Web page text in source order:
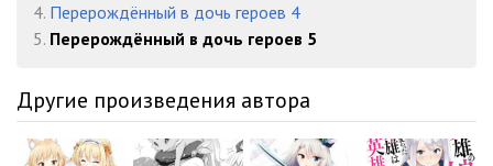
4. Перерождённый в дочь героев 4
5. Перерождённый в дочь героев 5
Другие произведения автора